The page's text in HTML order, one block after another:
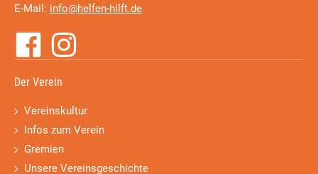
E-Mail: info@helfen-hilft.de
Der Verein
Vereinskultur
Infos zum Verein
Gremien
Unsere Vereinsgeschichte